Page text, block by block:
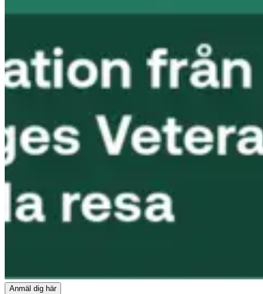
Anmäl dig här